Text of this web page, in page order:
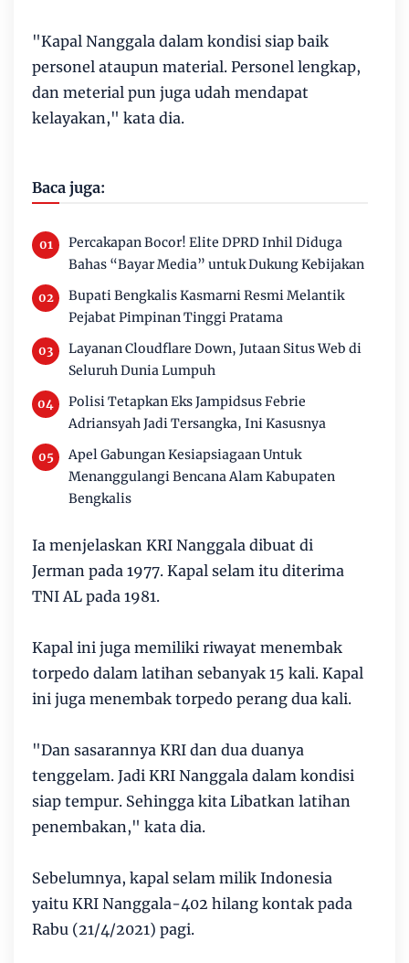
"Kapal Nanggala dalam kondisi siap baik
personel ataupun material. Personel lengkap,
dan meterial pun juga udah mendapat
kelayakan," kata dia.
Baca juga:
Percakapan Bocor! Elite DPRD Inhil Diduga
Bahas “Bayar Media” untuk Dukung Kebijakan
Bupati Bengkalis Kasmarni Resmi Melantik
Pejabat Pimpinan Tinggi Pratama
Layanan Cloudflare Down, Jutaan Situs Web di
Seluruh Dunia Lumpuh
Polisi Tetapkan Eks Jampidsus Febrie
Adriansyah Jadi Tersangka, Ini Kasusnya
Apel Gabungan Kesiapsiagaan Untuk
Menanggulangi Bencana Alam Kabupaten
Bengkalis
Ia menjelaskan KRI Nanggala dibuat di
Jerman pada 1977. Kapal selam itu diterima
TNI AL pada 1981.
Kapal ini juga memiliki riwayat menembak
torpedo dalam latihan sebanyak 15 kali. Kapal
ini juga menembak torpedo perang dua kali.
"Dan sasarannya KRI dan dua duanya
tenggelam. Jadi KRI Nanggala dalam kondisi
siap tempur. Sehingga kita Libatkan latihan
penembakan," kata dia.
Sebelumnya, kapal selam milik Indonesia
yaitu KRI Nanggala-402 hilang kontak pada
Rabu (21/4/2021) pagi.